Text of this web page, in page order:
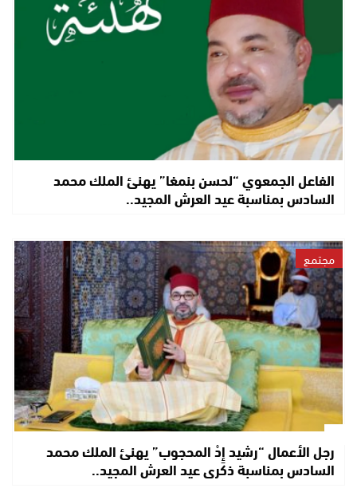
الفاعل الجمعوي “لحسن بنمغا” يهنئ الملك محمد
السادس بمناسبة عيد العرش المجيد..
مجتمع
رجل الأعمال “رشيد إِدْ المحجوب” يهنئ الملك محمد
السادس بمناسبة ذكرى عيد العرش المجيد..